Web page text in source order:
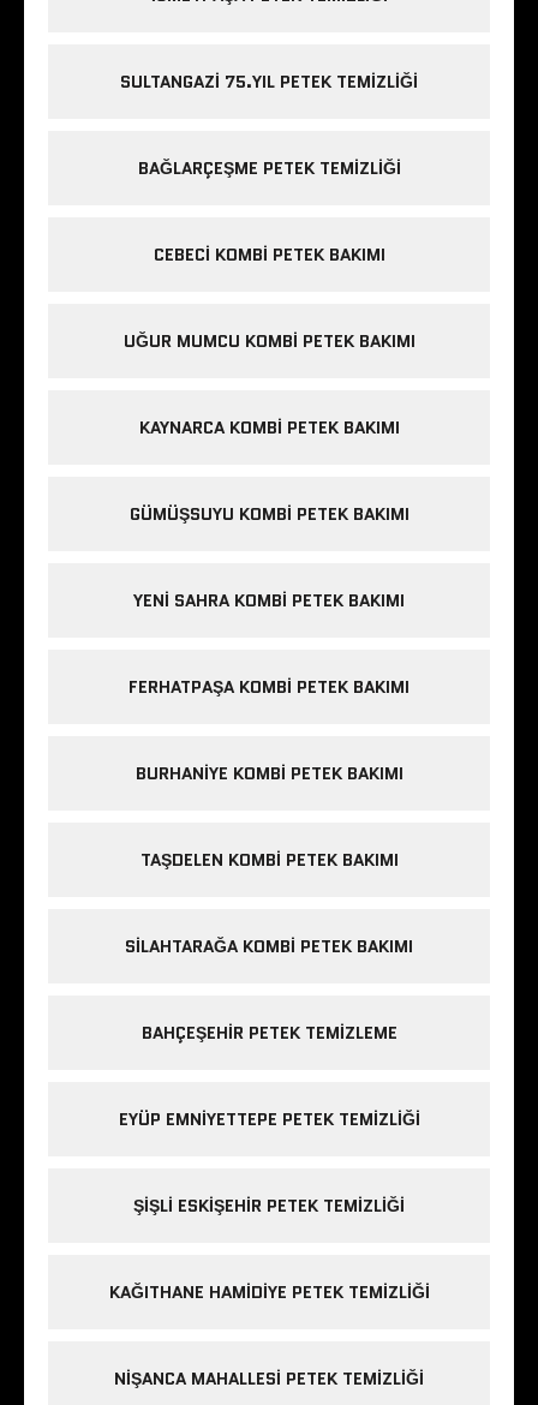
SULTANGAZI 75.YIL PETEK TEMIZLIĞI
BAĞLARÇEŞME PETEK TEMIZLIĞI
CEBECI KOMBI PETEK BAKIMI
UĞUR MUMCU KOMBI PETEK BAKIMI
KAYNARCA KOMBI PETEK BAKIMI
GÜMÜŞSUYU KOMBI PETEK BAKIMI
YENI SAHRA KOMBI PETEK BAKIMI
FERHATPAŞA KOMBI PETEK BAKIMI
BURHANIYE KOMBI PETEK BAKIMI
TAŞDELEN KOMBI PETEK BAKIMI
SILAHTARAĞA KOMBI PETEK BAKIMI
BAHÇEŞEHIR PETEK TEMIZLEME
EYÜP EMNIYETTEPE PETEK TEMIZLIĞI
ŞIŞLI ESKIŞEHIR PETEK TEMIZLIĞI
KAĞITHANE HAMIDIYE PETEK TEMIZLIĞI
NIŞANCA MAHALLESI PETEK TEMIZLIĞI